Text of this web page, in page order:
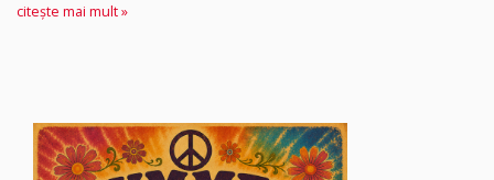
citește mai mult »